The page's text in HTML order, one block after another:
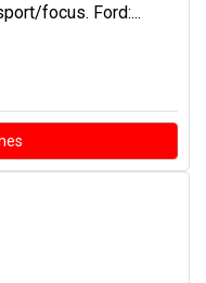
focus. Ford:...